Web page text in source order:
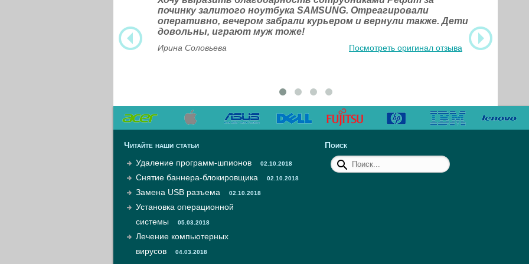
починку залитого ноутбука SAMSUNG. Отреагировали
оперативно, вечером забрали курьером и вернули также. Дети
довольны, играют муж тоже!
Ирина Соловьева Посмотреть оригинал отзыва
Читайте наши статьи
Удаление программ-шпионов
02.10.2018
Снятие баннера-блокировщика 02.10.2018
Замена USB разъема 02.10.2018
Установка операционной
системы
05.03.2018
Лечение компьютерных
вирусов
04.03.2018
Поиск